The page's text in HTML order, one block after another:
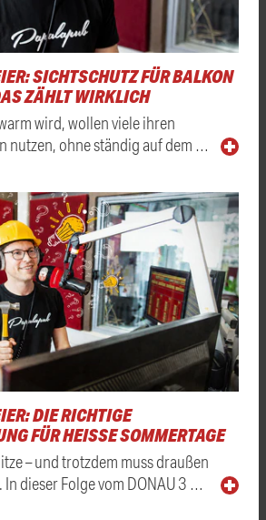
SICHTSCHUTZ FÜR BALKON
ZÄHLT WIRKLICH
wird, wollen viele ihren
nutzen, ohne ständig auf dem …
DIE RICHTIGE
FÜR HEISSE SOMMERTAGE
– und trotzdem muss draußen
dieser Folge vom DONAU 3 …